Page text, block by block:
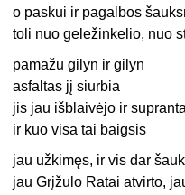
o paskui ir pagalbos
toli nuo geležinkelio, nuo
pamažu gilyn ir gilyn
asfaltas jį siurbia
jis jau išblaivėjo ir
ir kuo visa tai baigsis
jau užkimęs, ir vis dar
jau Grįžulo Ratai atvirto,